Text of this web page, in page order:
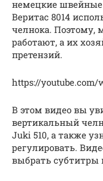
немецкие
Веритас 8014
челнока. Поэтому,
работают, а их
претензий.
https://youtube.com/
В этом видео вы
вертикальный
Juki 510, а также
регулировать.
выбрать